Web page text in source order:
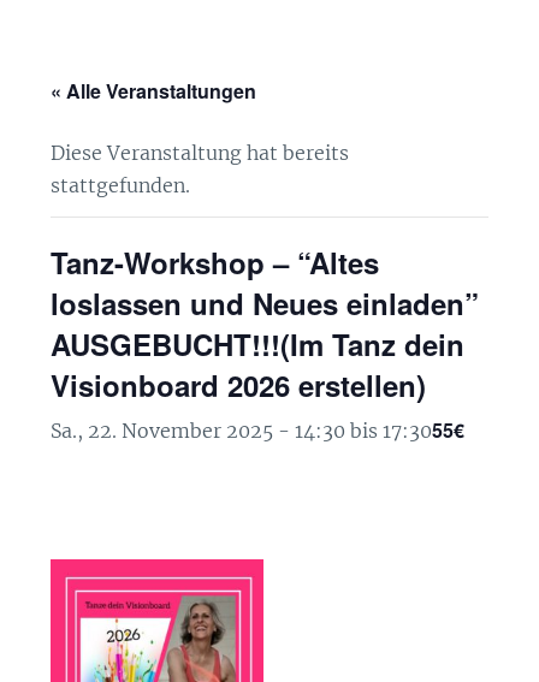
« Alle Veranstaltungen
Diese Veranstaltung hat bereits
stattgefunden.
Tanz-Workshop – “Altes
loslassen und Neues einladen”
AUSGEBUCHT!!!(Im Tanz dein
Visionboard 2026 erstellen)
Sa., 22. November 2025 - 14:30 bis17:3055€